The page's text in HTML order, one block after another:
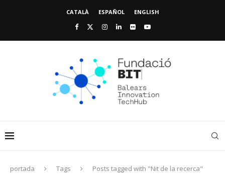
CATALÀ ESPAÑOL ENGLISH
portada Tags Posts tagged with "Nit de la recerca"